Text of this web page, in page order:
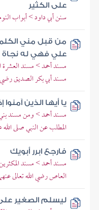
على الكثير
سنن أبي داود > أبواب
من قبل مني
علي فهي له نجاة
مسند أحمد > مسند العشرة
مسند أبي بكر الصديق رضي
يا أيها الذين
مسند أحمد > ومن مسند
المطلب عن النبي صلى
فارجع ابرر أبويك
مسند أحمد > مسند
العاص رضي الله تعالى
ليسلم الصغير على